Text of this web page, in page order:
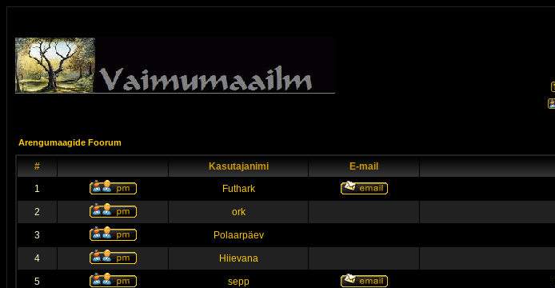
Arengumaagide Foorum
# Kasutajanimi E-mail
1
Futhark
2 ork
3 Polaarpäev
4 Hiievana
5 sepp